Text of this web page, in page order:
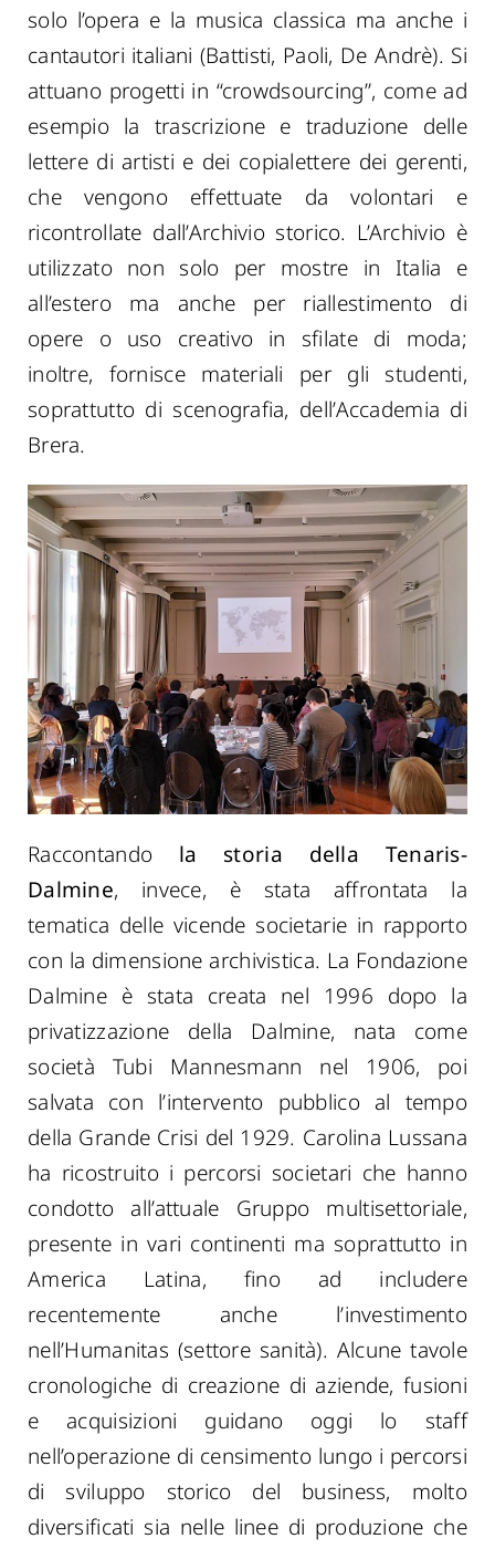
solo l’opera e la musica classica ma anche i
cantautori italiani (Battisti, Paoli, De Andrè). Si
attuano progetti in “crowdsourcing”, come ad
esempio la trascrizione e traduzione delle
lettere di artisti e dei copialettere dei gerenti,
che vengono effettuate da volontari e
ricontrollate dall’Archivio storico. L’Archivio è
utilizzato non solo per mostre in Italia e
all’estero ma anche per riallestimento di
opere o uso creativo in sfilate di moda;
inoltre, fornisce materiali per gli studenti,
soprattutto di scenografia, dell’Accademia di
Brera.
Raccontando la storia della Tenaris-
Dalmine, invece, è stata affrontata la
tematica delle vicende societarie in rapporto
con la dimensione archivistica. La Fondazione
Dalmine è stata creata nel 1996 dopo la
privatizzazione della Dalmine, nata come
società Tubi Mannesmann nel 1906, poi
salvata con l’intervento pubblico al tempo
della Grande Crisi del 1929. Carolina Lussana
ha ricostruito i percorsi societari che hanno
condotto all’attuale Gruppo multisettoriale,
presente in vari continenti ma soprattutto in
America Latina, fino ad includere
recentemente anche l’investimento
nell’Humanitas (settore sanità). Alcune tavole
cronologiche di creazione di aziende, fusioni
e acquisizioni guidano oggi lo staff
nell’operazione di censimento lungo i percorsi
di sviluppo storico del business, molto
diversificati sia nelle linee di produzione che